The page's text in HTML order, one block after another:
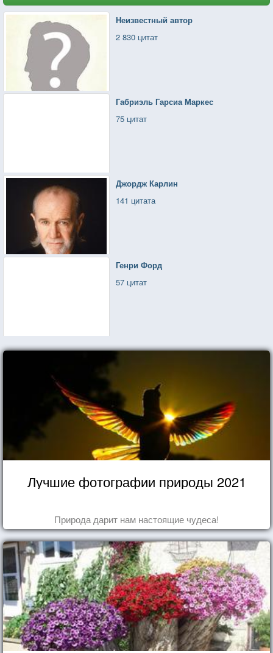
Неизвестный автор
2 830 цитат
Габриэль Гарсиа Маркес
75 цитат
Джордж Карлин
141 цитата
Генри Форд
57 цитат
Лучшие фотографии природы 2021
Природа дарит нам настоящие чудеса!